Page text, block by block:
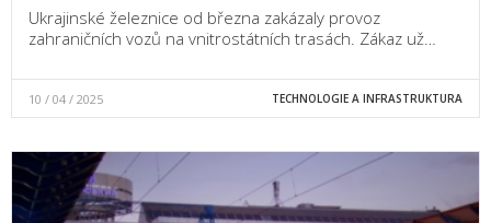
Ukrajinské železnice od března zakázaly provoz
zahraničních vozů na vnitrostátních trasách. Zákaz už…
10 / 04 / 2025 TECHNOLOGIE A INFRASTRUKTURA